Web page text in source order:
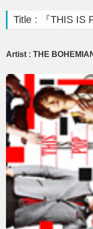
Title : 『THIS IS
Artist : THE